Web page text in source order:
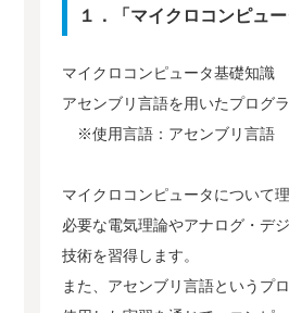
１．「マイクロコンピュー
マイクロコンピュータ基礎知識
アセンブリ言語を用いたプログ
※使用言語：アセンブリ言語
マイクロコンピュータについて
必要な電気理論やアナログ・デ
技術を習得します。
また、アセンブリ言語というプ